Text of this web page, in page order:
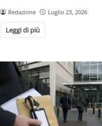
Redazione Luglio 23, 2026
Leggi di più